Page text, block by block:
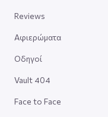
Reviews
Αφιερώματα
Οδηγοί
Vault 404
Face to Face